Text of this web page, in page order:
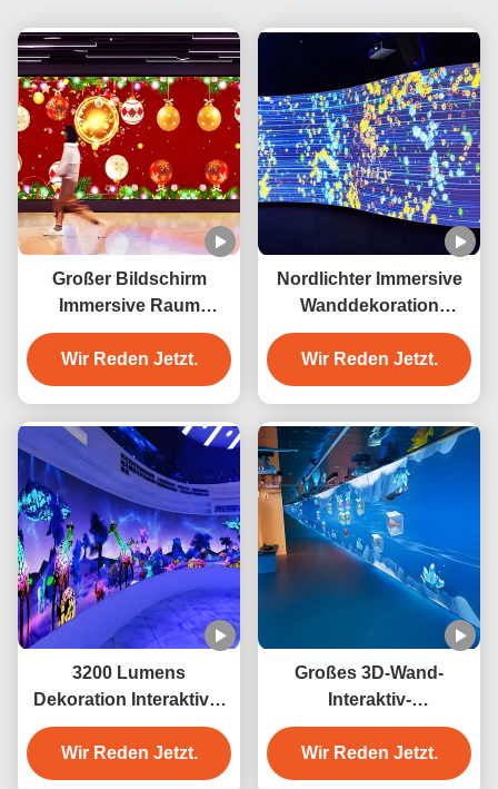
Großer Bildschirm
Immersive Raum
Projektor 3D Wand
Interaktiv für Museum
Wir Reden Jetzt.
Nordlichter Immersive
Wanddekoration
Interagieren
Wandprojektor
Wir Reden Jetzt.
3200 Lumens
Dekoration Interaktiver
Wandprojektor für den
Kulturtourismus
Wir Reden Jetzt.
Großes 3D-Wand-
Interaktiv-
Wandprojektionssystem
für Hotels
Wir Reden Jetzt.